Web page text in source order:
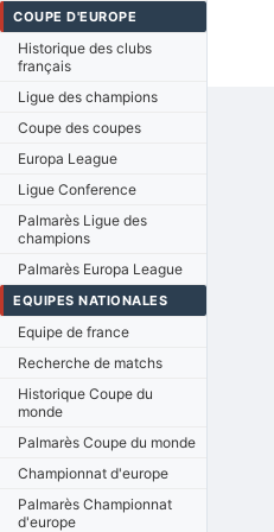
COUPE D'EUROPE
Historique des clubs
français
Ligue des champions
Coupe des coupes
Europa League
Ligue Conference
Palmarès Ligue des
champions
Palmarès Europa League
EQUIPES NATIONALES
Equipe de france
Recherche de matchs
Historique Coupe du
monde
Palmarès Coupe du monde
Championnat d'europe
Palmarès Championnat
d'europe